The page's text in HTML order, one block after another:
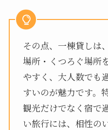
その点、一棟貸しは
場所・くつろぐ場所
やすく、大人数でも
すいのが魅力です。
観光だけでなく宿で
い旅行には、相性の